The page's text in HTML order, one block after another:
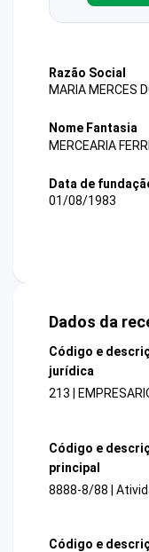
Razão Social
MARIA MERCES
Nome Fantasia
MERCEARIA
Data de
01/08/1983
Dados da
Código e
jurídica
213 |
Código e
principal
8888-8/88 |
Código e